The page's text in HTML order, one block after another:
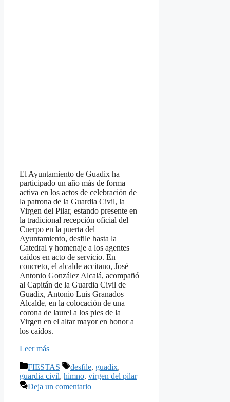
El Ayuntamiento de Guadix ha
participado un año más de forma
activa en los actos de celebración de
la patrona de la Guardia Civil, la
Virgen del Pilar, estando presente en
la tradicional recepción oficial del
Cuerpo en la puerta del
Ayuntamiento, desfile hasta la
Catedral y homenaje a los agentes
caídos en acto de servicio. En
concreto, el alcalde accitano, José
Antonio González Alcalá, acompañó
al Capitán de la Guardia Civil de
Guadix, Antonio Luis Granados
Alcalde, en la colocación de una
corona de laurel a los pies de la
Virgen en el altar mayor en honor a
los caídos.
Leer más
Categorías
FIESTAS Etiquetas
desfile, guadix,
guardia civil, himno, virgen del pilar
Deja un comentario